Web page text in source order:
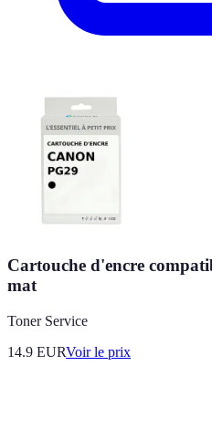
Cartouche d'encre
mat
Toner Service
14.9 EURVoir le prix